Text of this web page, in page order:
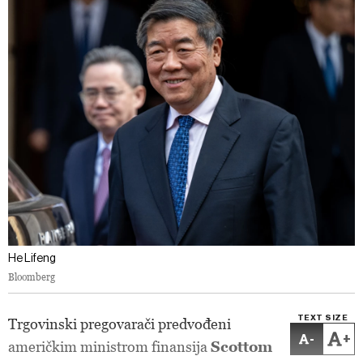
He Lifeng
Bloomberg
TEXT SIZE
- +
Trgovinski pregovarači predvođeni
američkim ministrom finansija Scottom